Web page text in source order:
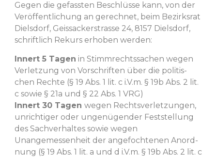
Gegen die gefassten Beschlüsse kann, von der
Veröf­fentlichung an gerech­net, beim Bezirk­srat
Diels­dorf, Geis­sack­er­strasse 24, 8157 Diels­dorf,
schriftlich Rekurs erhoben werden:
Innert 5 Tagen in Stimm­rechtssachen wegen
Ver­let­zung von Vorschriften über die poli­tis­
chen Rechte (§ 19 Abs. 1 lit. c i.V.m. § 19b Abs. 2 lit.
c sowie § 21a und § 22 Abs. 1 VRG)
Innert 30 Tagen wegen Rechtsver­let­zun­gen,
unrichtiger oder ungenü­gen­der Fest­stel­lung
des Sachver­haltes sowie wegen
Unangemessen­heit der ange­focht­e­nen Anord­
nung (§ 19 Abs. 1 lit. a und d i.V.m. § 19b Abs. 2 lit. c